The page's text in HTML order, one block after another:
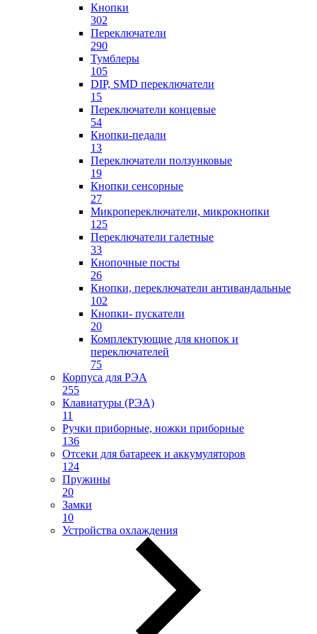
Кнопки
302
Переключатели
290
Тумблеры
105
DIP, SMD переключатели
15
Переключатели концевые
54
Кнопки-педали
13
Переключатели ползунковые
19
Кнопки сенсорные
27
Микропереключатели, микрокнопки
125
Переключатели галетные
33
Кнопочные посты
26
Кнопки, переключатели антивандальные
102
Кнопки- пускатели
20
Комплектующие для кнопок и
переключателей
75
Корпуса для РЭА
255
Клавиатуры (РЭА)
11
Ручки приборные, ножки приборные
136
Отсеки для батареек и аккумуляторов
124
Пружины
20
Замки
10
Устройства охлаждения